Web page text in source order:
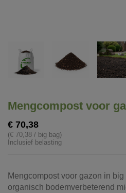
Mengcompost voor
€ 70,38
(€ 70,38 / big bag)
Inclusief belasting
Mengcompost voor gazon in
organisch bodemverbeterend